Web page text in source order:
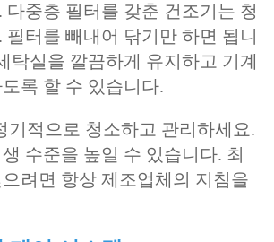
다중층 필터를 갖춘 건조기는 청
필터를 빼내어 닦기만 하면 됩니
탁실을 깔끔하게 유지하고 기계
록 할 수 있습니다.
기적으로 청소하고 관리하세요.
수준을 높일 수 있습니다. 최
려면 항상 제조업체의 지침을